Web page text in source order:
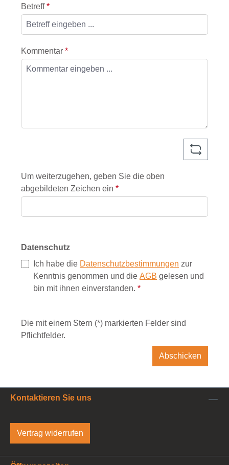
Betreff*
Kommentar *
Um weiterzugehen, geben Sie die oben
abgebildeten Zeichen ein *
Datenschutz
Ich habe die Datenschutzbestimmungen zur
Kenntnis genommen und die AGB gelesen und
bin mit ihnen einverstanden. *
Die mit einem Stern (*) markierten Felder sind
Pflichtfelder.
Abschicken
Kontaktieren Sie uns
Vertrag widerrufen